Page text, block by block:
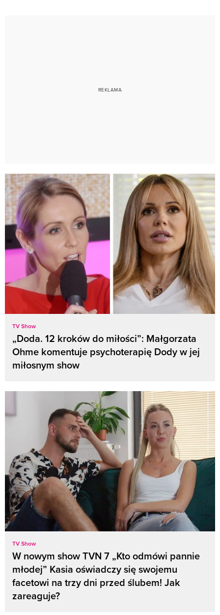
TV Show
„Doda. 12 kroków do miłości”: Małgorzata
Ohme komentuje psychoterapię Dody w jej
miłosnym show
TV Show
W nowym show TVN 7 „Kto odmówi pannie
młodej” Kasia oświadczy się swojemu
facetowi na trzy dni przed ślubem! Jak
zareaguje?